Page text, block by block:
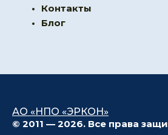
Контакты
Блог
АО «НПО «ЭРКОН»
© 2011 — 2026. Все права